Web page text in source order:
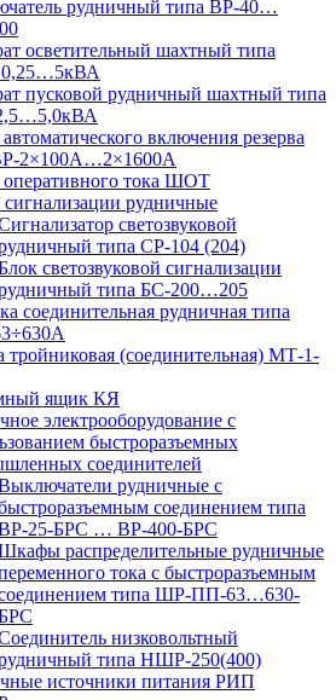
рудничный типа ВР-40…
осветительный шахтный типа
пусковой рудничный шахтный типа
включения резерва
2×100А…2×1600А
тока ШОТ
рудничные
светозвуковой
типа СР-104 (204)
светозвуковой сигнализации
типа БС-200…205
соединительная рудничная типа
тройниковая (соединительная) МТ-1-
ящик КЯ
электрооборудование с
быстроразъемных
соединителей
рудничные с
соединением типа
25-БРС … ВР-400-БРС
распределительные рудничные
тока с быстроразъемным
типа ШР-ПП-63…630-
низковольтный
типа НШР-250(400)
источники питания РИП